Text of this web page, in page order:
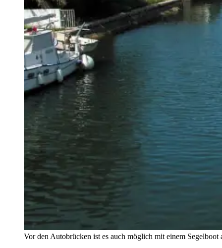
Vor den Autobrücken ist es auch möglich mit einem Segelboot